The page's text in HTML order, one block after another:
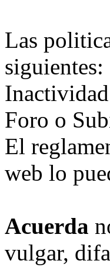
Las
siguientes:
Foro o
El
web lo
Acuerda
vulgar,